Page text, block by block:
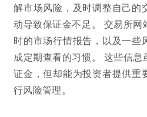
解市场风险，及时调整自己的
动导致保证金不足。 交易所
时的市场行情报告，以及一些
成定期查看的习惯。 这些信
证金，但却能为投资者提供重
行风险管理。